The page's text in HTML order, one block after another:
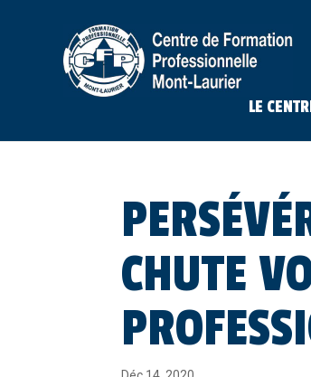
LE
CHUTE